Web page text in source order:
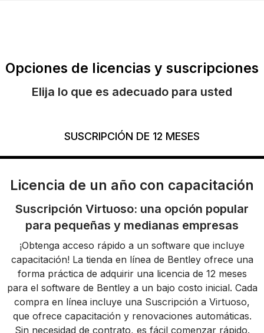
Opciones de licencias y suscripciones
Elija lo que es adecuado para usted
SUSCRIPCIÓN DE 12 MESES
Licencia de un año con capacitación
Suscripción Virtuoso: una opción popular
para pequeñas y medianas empresas
¡Obtenga acceso rápido a un software que incluye
capacitación! La tienda en línea de Bentley ofrece una
forma práctica de adquirir una licencia de 12 meses
para el software de Bentley a un bajo costo inicial. Cada
compra en línea incluye una Suscripción a Virtuoso,
que ofrece capacitación y renovaciones automáticas.
Sin necesidad de contrato, es fácil comenzar rápido.